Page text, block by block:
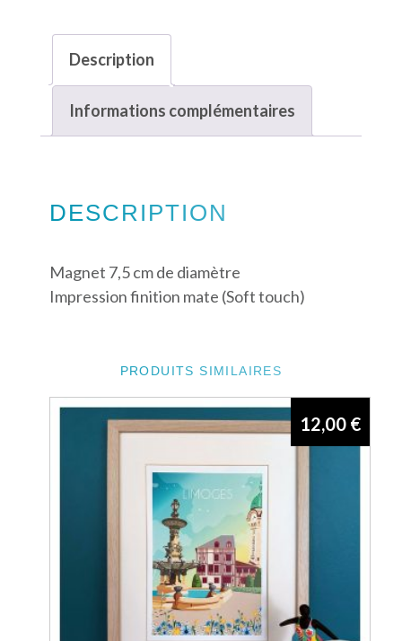
Description
Informations complémentaires
DESCRIPTION
Magnet 7,5 cm de diamètre
Impression finition mate (Soft touch)
PRODUITS SIMILAIRES
12,00 €